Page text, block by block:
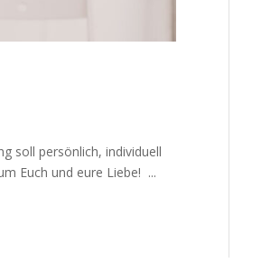
soll per­sön­lich, indi­vi­du­ell
Euch und eure Liebe! ...